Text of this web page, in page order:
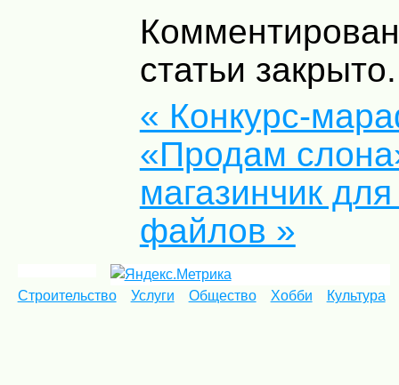
статьи закрыто.
« Конкурс-
«Продам
магазинчик
файлов »
Строительство Услуги Общество Хобби Культура